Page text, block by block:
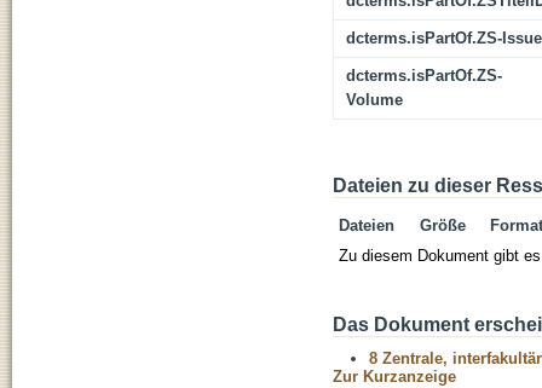
dcterms.isPartOf.ZS-Issue
dcterms.isPartOf.ZS-
Volume
Dateien zu dieser
Dateien Größe
Format
Zu diesem Dokument gibt
Das Dokument
8 Zentrale,
Zur Kurzanzeige